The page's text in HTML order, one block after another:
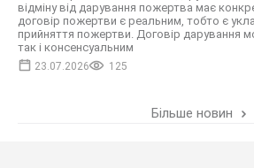
відміну від дарування пожертва має
договір пожертви є реальним, тобто є
прийняття пожертви. Договір дарування
так і консенсуальним
23.07.2026 125
Більше новин